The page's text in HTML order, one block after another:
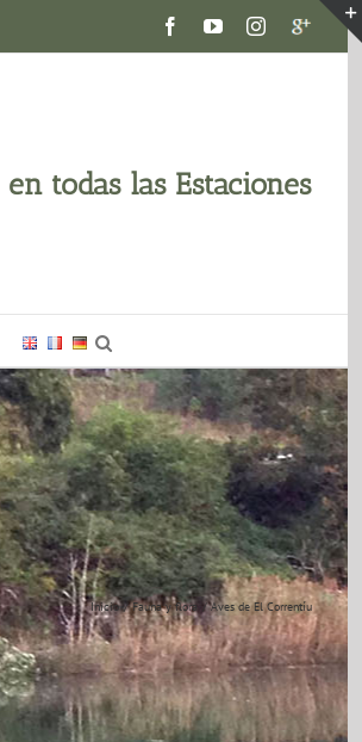
FacebookYouTubeInstagram
Google
en todas las Estaciones
Inicio Fauna y flora Aves de El Correntíu